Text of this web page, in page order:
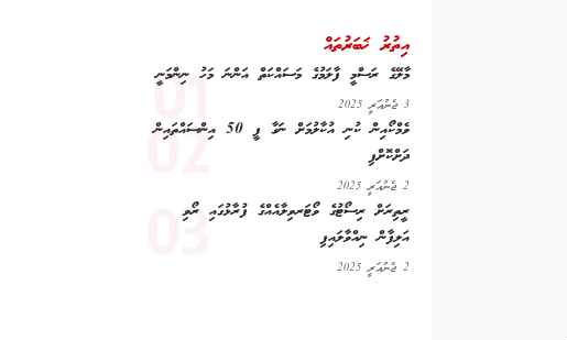
އިތުރު ޚަބަރުތައް
މާލޭގެ ރަސްމީ ފާލަމުގެ މަސައްކަތް އަންނަ މަހު ނިންމަނީ
3 ޖެނުއަރީ 2025
ވެމްކޯއިން ކުނި އުކާލުމަށް ނަގާ ފީ 50 އިންސައްތައިން
ދަށްކޮށްފި
2 ޖެނުއަރީ 2025
ރީތިރަށް ރިސޯޓުގެ ވޯޓަރވިލާއެއްގެ ފުރާޅުގައި ރޯވި
އަލިފާން ނިއްވާލައިފި
2 ޖެނުއަރީ 2025